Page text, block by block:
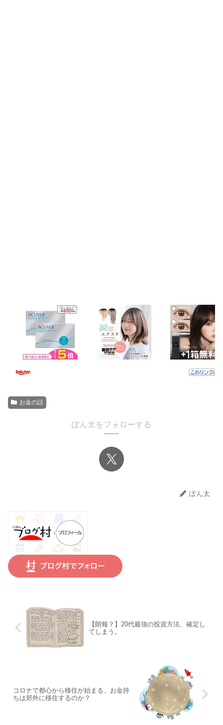
お金の話
ぽん太をフォローする
ぽん太
【朗報？】20代最強の投資方法、確定し
てしまう。
コロナで都心から移住が始まる、お金持
ちは郊外に移住するのか？